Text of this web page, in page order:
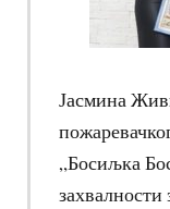
Јасмина
„Босиљка